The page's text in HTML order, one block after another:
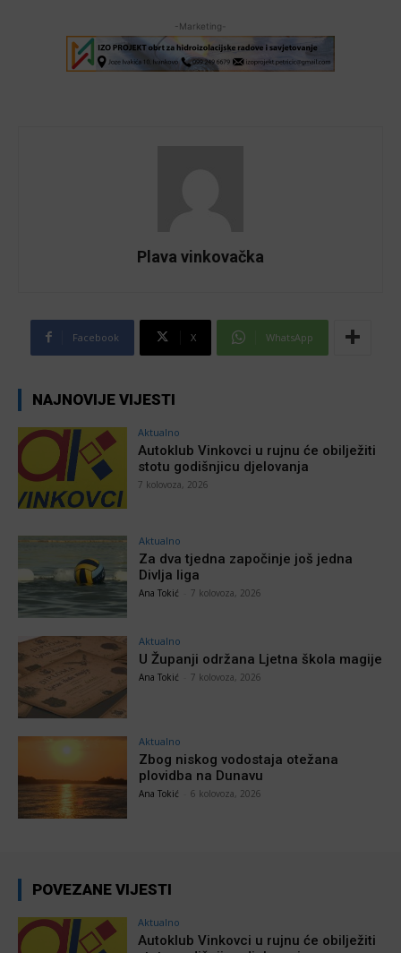
-Marketing-
Plava vinkovačka
Facebook X WhatsApp
NAJNOVIJE VIJESTI
Aktualno
Autoklub Vinkovci u rujnu će obilježiti
stotu godišnjicu djelovanja
7 kolovoza, 2026
Aktualno
Za dva tjedna započinje još jedna
Divlja liga
Ana Tokić 7 kolovoza, 2026
Aktualno
U Županji održana Ljetna škola magije
Ana Tokić 7 kolovoza, 2026
Aktualno
Zbog niskog vodostaja otežana
plovidba na Dunavu
Ana Tokić 6 kolovoza, 2026
POVEZANE VIJESTI
Aktualno
Autoklub Vinkovci u rujnu će obilježiti